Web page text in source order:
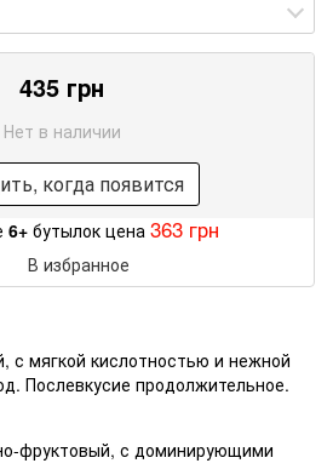
435 грн
Нет в наличии
когда появится
6+ бутылок цена 363 грн
В избранное
с мягкой кислотностью и нежной
Послевкусие продолжительное.
фруктовый, с доминирующими